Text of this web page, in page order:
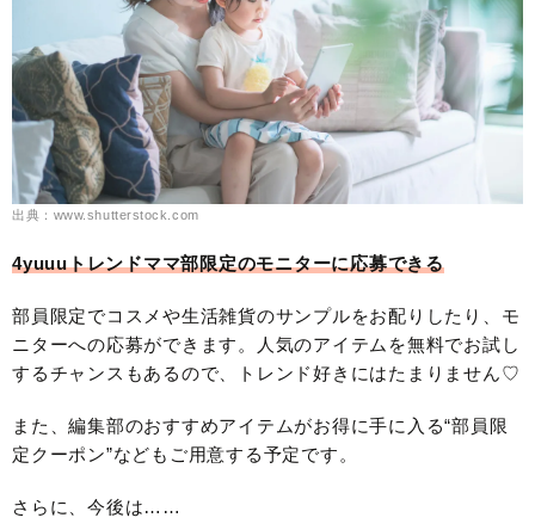
出典：www.shutterstock.com
4yuuuトレンドママ部限定のモニターに応募できる
部員限定でコスメや生活雑貨のサンプルをお配りしたり、モ
ニターへの応募ができます。人気のアイテムを無料でお試し
するチャンスもあるので、トレンド好きにはたまりません♡
また、編集部のおすすめアイテムがお得に手に入る“部員限
定クーポン”などもご用意する予定です。
さらに、今後は……